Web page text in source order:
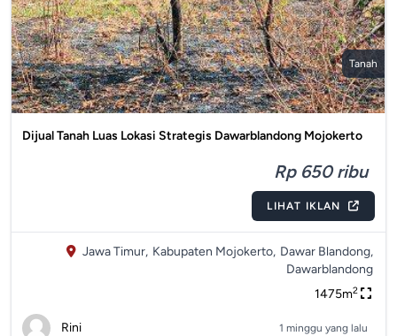
Tanah
Dijual Tanah Luas Lokasi Strategis Dawarblandong Mojokerto
Rp 650 ribu
LIHAT IKLAN
Jawa Timur, Kabupaten Mojokerto, Dawar Blandong,
Dawarblandong
1475m2
Rini 1 minggu yang lalu